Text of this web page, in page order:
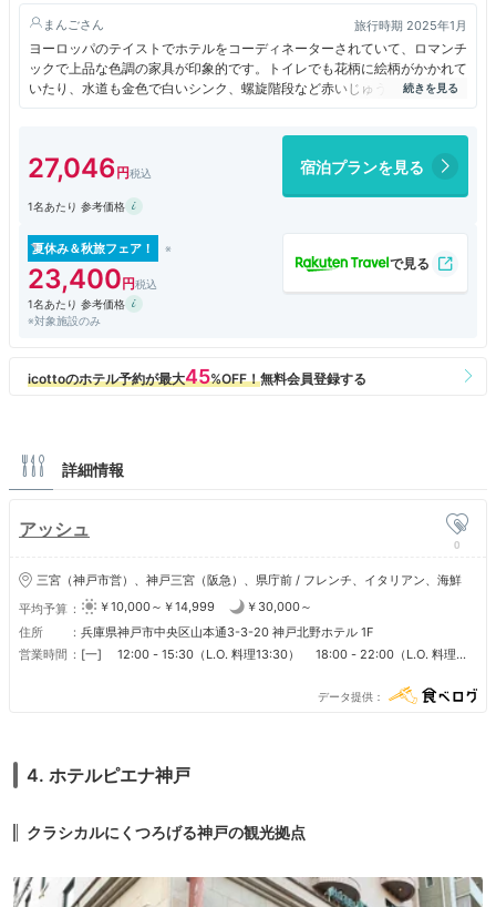
まんご 旅行時期 2025年1月
ヨーロッパのテイストでホテルをコーディネーターされていて、ロマンチ
ックで上品な色調の家具が印象的です。トイレでも花柄に絵柄がかかれて
いたり、水道も金色で白いシンク、螺旋階段など赤いじゅうたんがひかれ
ていて、雰囲気のある設えでした。ダイニング イグレック でもお食事し
27,046 宿泊プランを見る
1名あたり 参考価格
夏休み＆秋旅フェア！
23,400
1名あたり 参考価格
※対象施設のみ
詳細情報
アッシュ
0
三宮（神戸市営）、神戸三宮（阪急）、県庁前 / フレンチ、イタリアン、海鮮
平均予算
￥10,000～￥14,999
￥30,000～
住所
兵庫県神戸市中央区山本通3-3-20 神戸北野ホテル 1F
営業時間
[一] 12:00 - 15:30（L.O. 料理13:30） 18:00 - 22:00（L.O. 料理
22:00（L.O. 料理20:30） [三] 12:00 - 15:30（L.O. 料理13:30）
18:00 - 22:00（L.O. 料理20:30） [四] 12:00 - 15:30（L.O. 料理
[日] 12:00 - 15:30（L.O. 料理13:30） 18:00 - 22:00（L.O. 料理
データ提供
4. ホテルピエナ神戸
クラシカルにくつろげる神戸の観光拠点